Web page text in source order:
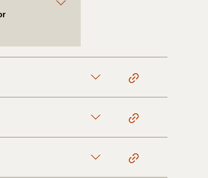
6 2018)